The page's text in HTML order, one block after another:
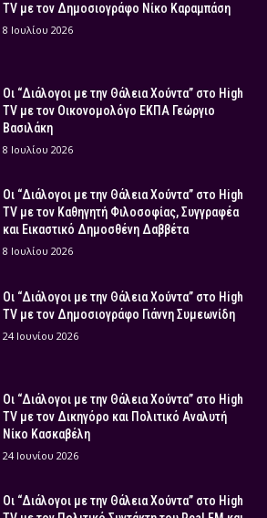
TV με τον Δημοσιογράφο Νίκο Καραμπάση
8 Ιουλίου 2026
Οι “Διάλογοι με την Θάλεια Χούντα” στο High
TV με τον Οικονομολόγο ΕΚΠΑ Γεώργιο
Βασιλάκη
8 Ιουλίου 2026
Οι “Διάλογοι με την Θάλεια Χούντα” στο High
TV με τον Καθηγητή Φιλοσοφίας, Συγγραφέα
και Εικαστικό Δημοσθένη Δαββέτα
8 Ιουλίου 2026
Οι “Διάλογοι με την Θάλεια Χούντα” στο High
TV με τον Δημοσιογράφο Γιάννη Συμεωνίδη
24 Ιουνίου 2026
Οι “Διάλογοι με την Θάλεια Χούντα” στο High
TV με τον Δικηγόρο και Πολιτικό Αναλυτή
Νίκο Κασκαβέλη
24 Ιουνίου 2026
Οι “Διάλογοι με την Θάλεια Χούντα” στο High